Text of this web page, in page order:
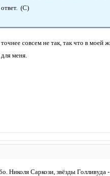
(С)
совсем не так, так что в
меня.
Николя Саркози, звёзды